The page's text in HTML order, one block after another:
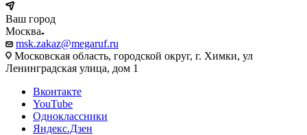
Ваш город
Москва
msk.zakaz@megaruf.ru
Московская область, городской округ, г. Химки, ул
Ленинградская улица, дом 1
Вконтакте
YouTube
Одноклассники
Яндекс.Дзен